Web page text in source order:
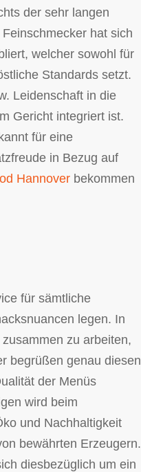
der sehr langen
hat sich
welcher sowohl für
Standards setzt.
Leidenschaft in die
Gericht integriert ist.
für eine
in Bezug auf
Hannover bekommen
für sämtliche
legen. In
zu arbeiten,
begrüßen genau diesen
der Menüs
wird beim
und Nachhaltigkeit
bewährten Erzeugern.
diesbezüglich um ein